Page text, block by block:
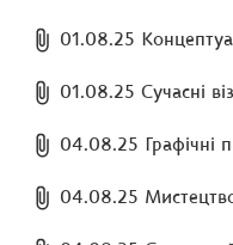
01.08.25
01.08.25 Сучасні
04.08.25 Графічні
04.08.25